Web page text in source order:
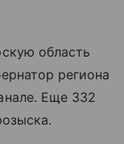
область
региона
Еще 332